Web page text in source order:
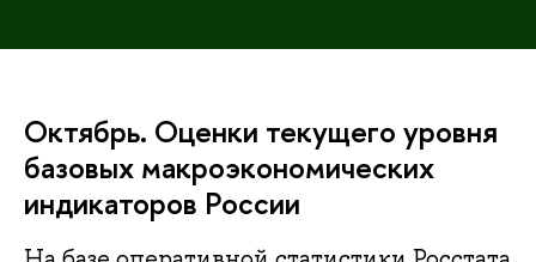
Октябрь. Оценки текущего уровня
базовых макроэкономических
индикаторов России